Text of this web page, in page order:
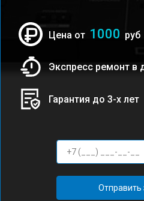
Цена от 1000 руб
Экспресс ремонт в
Гарантия до 3-х лет
Отправить